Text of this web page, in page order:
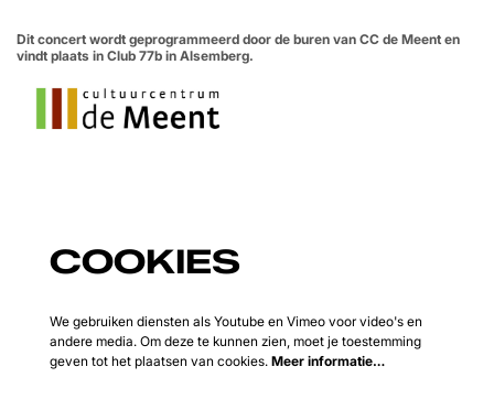
Dit concert wordt geprogrammeerd door de buren van CC de Meent en
vindt plaats in Club 77b in Alsemberg.
COOKIES
We gebruiken diensten als Youtube en Vimeo voor video's en
andere media. Om deze te kunnen zien, moet je toestemming
geven tot het plaatsen van cookies. Meer informatie…